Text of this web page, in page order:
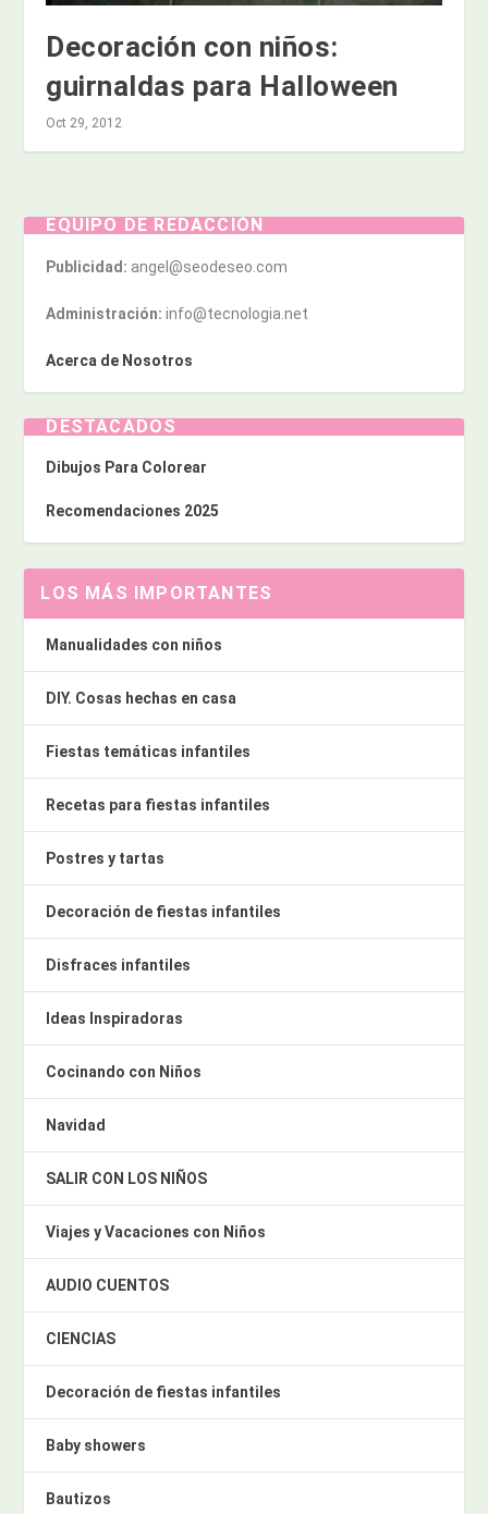
Decoración con niños:
guirnaldas para Halloween
Oct 29, 2012
EQUIPO DE REDACCIÓN
Publicidad: angel@seodeseo.com
Administración: info@tecnologia.net
Acerca de Nosotros
DESTACADOS
Dibujos Para Colorear
Recomendaciones 2025
LOS MÁS IMPORTANTES
Manualidades con niños
DIY. Cosas hechas en casa
Fiestas temáticas infantiles
Recetas para fiestas infantiles
Postres y tartas
Decoración de fiestas infantiles
Disfraces infantiles
Ideas Inspiradoras
Cocinando con Niños
Navidad
SALIR CON LOS NIÑOS
Viajes y Vacaciones con Niños
AUDIO CUENTOS
CIENCIAS
Decoración de fiestas infantiles
Baby showers
Bautizos